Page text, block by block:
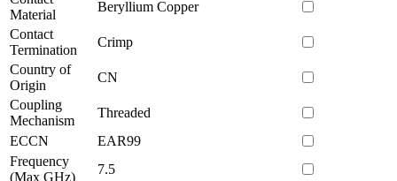
Material
Beryllium Copper
Contact
Termination
Crimp
Country of
Origin
CN
Coupling
Mechanism
Threaded
ECCN
EAR99
Frequency
(Max GHz)
7.5